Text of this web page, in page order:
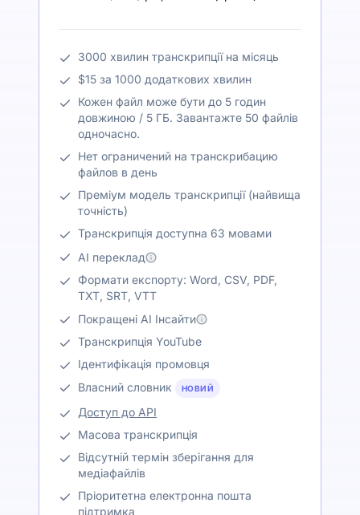
3000 хвилин транскрипції на місяць
$15 за 1000 додаткових хвилин
Кожен файл може бути до 5 годин
довжиною / 5 ГБ. Завантажте 50 файлів
одночасно.
Нет ограничений на транскрибацию
файлов в день
Преміум модель транскрипції (найвища
точність)
Транскрипція доступна 63 мовами
AI переклад
Формати експорту: Word, CSV, PDF,
TXT, SRT, VTT
Покращені AI Інсайти
Транскрипція YouTube
Ідентифікація промовця
Власний словник
НОВИЙ
Доступ до API
Масова транскрипція
Відсутній термін зберігання для
медіафайлів
Пріоритетна електронна пошта
підтримка